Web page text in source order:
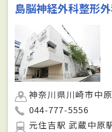
島脳神経外科整形
神奈川県川崎市中
044-777-5556
元住吉駅 武蔵中原